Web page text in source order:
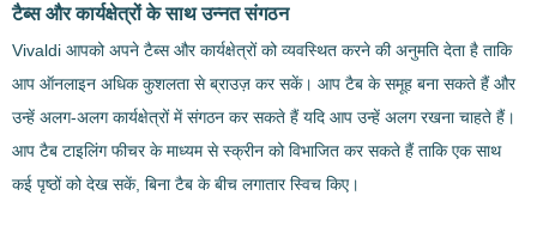
टैब्स और कार्यक्षेत्रों के साथ उन्नत संगठन
Vivaldi आपको अपने टैब्स और कार्यक्षेत्रों को व्यवस्थित करने की अनुमति देता है ताकि
आप ऑनलाइन अधिक कुशलता से ब्राउज़ कर सकें। आप टैब के समूह बना सकते हैं और
उन्हें अलग-अलग कार्यक्षेत्रों में संगठन कर सकते हैं यदि आप उन्हें अलग रखना चाहते हैं।
आप टैब टाइलिंग फीचर के माध्यम से स्क्रीन को विभाजित कर सकते हैं ताकि एक साथ
कई पृष्ठों को देख सकें, बिना टैब के बीच लगातार स्विच किए।